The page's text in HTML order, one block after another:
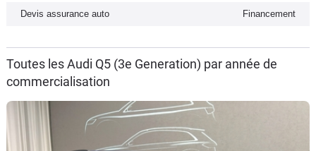
Devis assurance auto Financement
Toutes les Audi Q5 (3e Generation) par année de
commercialisation